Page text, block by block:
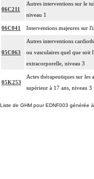
06C211
Autres interventions sur le
niveau 1
06C041 Interventions majeures sur
05C063
Autres interventions
ou vasculaires quel que soit
extracorporelle, niveau 3
05K253
Actes thérapeutiques sur les
supérieur à 17 ans, niveau 3
Liste de GHM pour EDNF003 générée